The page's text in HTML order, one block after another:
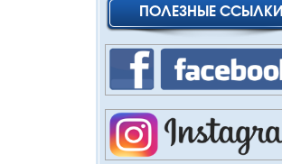
ПОЛЕЗНЫЕ ССЫЛКИ